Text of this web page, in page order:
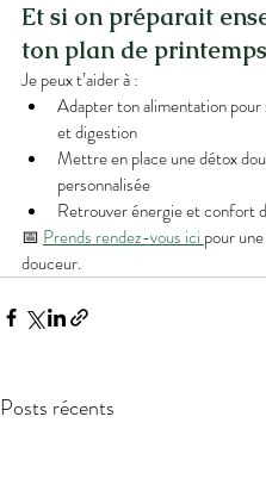
Et si on préparait
ton plan de
Je peux t’aider à :
Adapter ton alimentation
et digestion
Mettre en place une détox
personnalisée
Retrouver énergie et confort
📅 Prends rendez-vous ici pour
douceur.
Posts récents